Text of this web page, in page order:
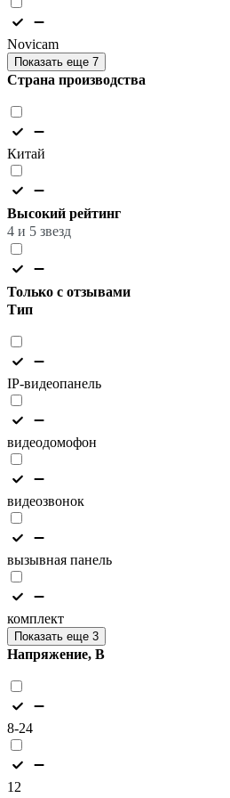
Novicam
Показать еще 7
Страна производства
Китай
Высокий рейтинг
4 и 5 звезд
Только с отзывами
Тип
IP-видеопанель
видеодомофон
видеозвонок
вызывная панель
комплект
Показать еще 3
Напряжение, В
8-24
12